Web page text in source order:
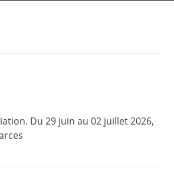
Du 29 juin au 02 juillet 2026,